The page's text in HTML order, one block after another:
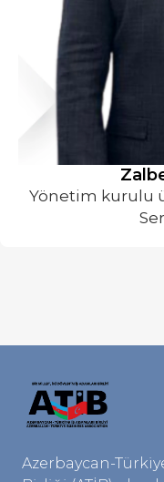
Yönetim kurulu
Azerbaycan-